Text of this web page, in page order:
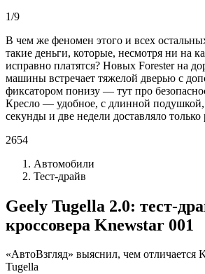
1/9
В чем же феномен этого и всех
такие деньги, которые, несмотря ни на
исправно платятся? Новых Forester на
машины встречает тяжелой дверью с
фиксатором понизу — тут про
Кресло — удобное, с длинной подушкой,
секунды и две недели доставляло только
2654
Автомобили
Тест-драйв
Geely Tugella 2.0: тест-
кроссовера Knewstar 001
«АвтоВзгляд» выяснил, чем отличается
Tugella